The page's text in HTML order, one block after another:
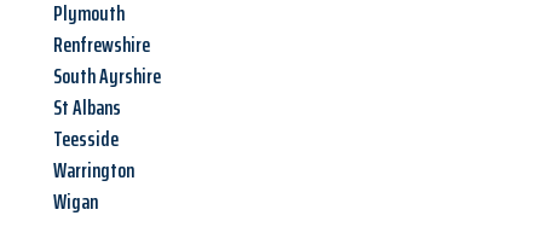
Plymouth
Renfrewshire
South Ayrshire
St Albans
Teesside
Warrington
Wigan